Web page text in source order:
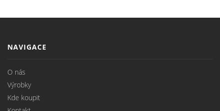
NAVIGACE
O nás
Výrobky
Kde koupit